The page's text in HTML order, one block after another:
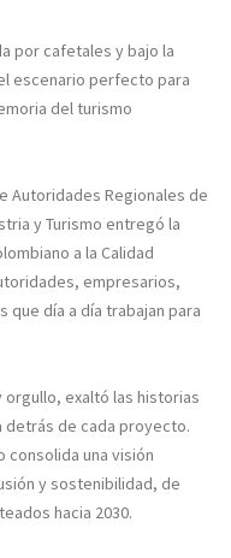
por cafetales y bajo la
escenario perfecto para
del turismo
Autoridades Regionales de
y Turismo entregó la
a la Calidad
empresarios,
que día a día trabajan para
exaltó las historias
detrás de cada proyecto.
consolida una visión
y sostenibilidad, de
hacia 2030.